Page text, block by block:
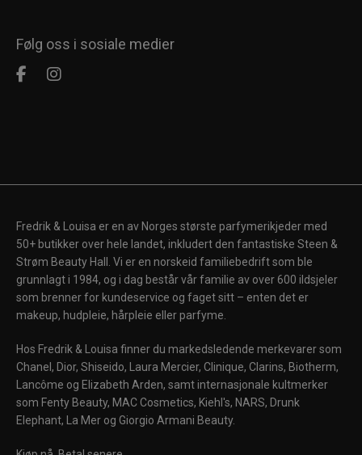
Følg oss i sosiale medier
Fredrik & Louisa er en av Norges største parfymerikjeder med
50+ butikker over hele landet, inkludert den fantastiske Steen &
Strøm Beauty Hall. Vi er en norskeid familiebedrift som ble
grunnlagt i 1984, og i dag består vår familie av over 600 ildsjeler
som brenner for kundeservice og faget sitt – enten det er
makeup, hudpleie, hårpleie eller parfyme.
Hos Fredrik & Louisa finner du markedsledende merkevarer som
Chanel, Dior, Shiseido, Laura Mercier, Clinique, Clarins, Biotherm,
Lancôme og Elizabeth Arden, samt internasjonale kultmerker
som Fenty Beauty, MAC Cosmetics, Kiehl's, NARS, Drunk
Elephant, La Mer og Giorgio Armani Beauty.